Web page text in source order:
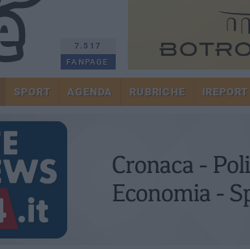
7.517
FANPAGE
SPORT AGENDA RUBRICHE IREPORT